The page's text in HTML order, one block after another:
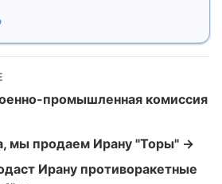
промышленная комиссия
мы продаем Ирану "Торы" →
Ирану противоракетные